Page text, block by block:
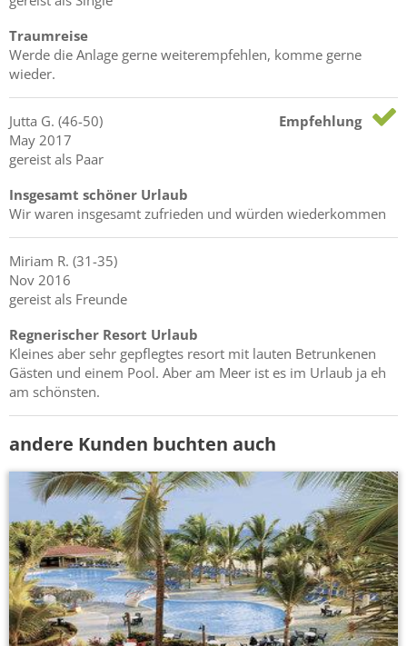
Traumreise
Werde die Anlage gerne weiterempfehlen, komme gerne
wieder.
Jutta G. (46-50)
May 2017
gereist als Paar
Empfehlung
Insgesamt schöner Urlaub
Wir waren insgesamt zufrieden und würden wiederkommen
Miriam R. (31-35)
Nov 2016
gereist als Freunde
Regnerischer Resort Urlaub
Kleines aber sehr gepflegtes resort mit lauten Betrunkenen
Gästen und einem Pool. Aber am Meer ist es im Urlaub ja eh
am schönsten.
andere Kunden buchten auch